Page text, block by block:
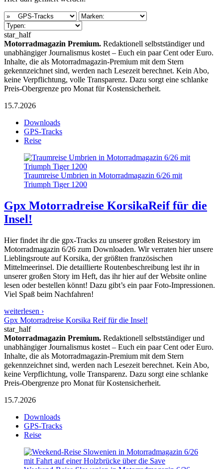
star_half
Motorradmagazin Premium. Redaktionell selbstständiger und
unabhängiger Journalismus kostet – Euch ein paar Cent oder Euro.
Inhalte, die als Motorradmagazin-Premium mit dem Stern
gekennzeichnet sind, werden nach Lesezeit berechnet. Kein Abo,
keine Verpflichtung, volle Transparenz. Dazu sorgt eine schlanke
Preis-Obergrenze pro Monat für Kostensicherheit.
15.7.2026
Downloads
GPS-Tracks
Reise
Traumreise Umbrien in Motorradmagazin 6/26 mit
Triumph Tiger 1200
Gpx Motorradreise KorsikaReif für die
Insel!
Hier findet ihr die gpx-Tracks zu unserer großen Reisestory im
Motorradmagazin 6/26 zum Downloaden. Wir verraten hier unsere
Lieblingsroute auf Korsika, der größten französischen
Mittelmeerinsel. Die detaillierte Routenbeschreibung lest ihr in
unserer großen Story im Heft, das ihr hier auf der Website online
lesen oder bestellen könnt! Dazu gibt’s ein paar Foto-Impressionen.
Viel Spaß beim Nachfahren!
weiterlesen ›
Gpx Motorradreise Korsika Reif für die Insel!
star_half
Motorradmagazin Premium. Redaktionell selbstständiger und
unabhängiger Journalismus kostet – Euch ein paar Cent oder Euro.
Inhalte, die als Motorradmagazin-Premium mit dem Stern
gekennzeichnet sind, werden nach Lesezeit berechnet. Kein Abo,
keine Verpflichtung, volle Transparenz. Dazu sorgt eine schlanke
Preis-Obergrenze pro Monat für Kostensicherheit.
15.7.2026
Downloads
GPS-Tracks
Reise